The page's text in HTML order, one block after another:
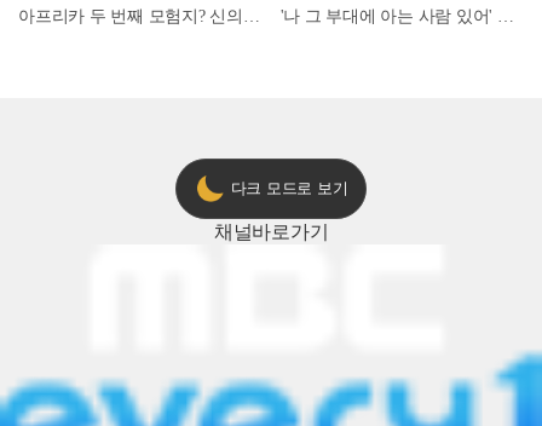
다크 모드로 보기
채널바로가기